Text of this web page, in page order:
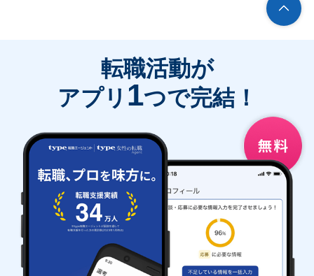
転職活動が
アプリ 1つで完結！